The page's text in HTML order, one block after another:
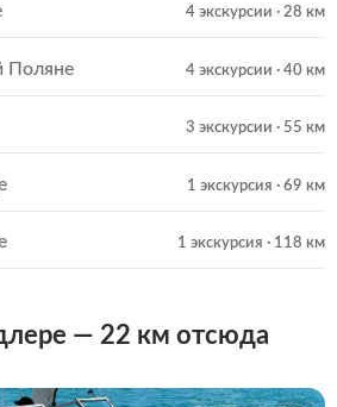
4 экскурсии · 28 км
Поляне 4 экскурсии · 40 км
3 экскурсии · 55 км
1 экскурсия · 69 км
1 экскурсия · 118 км
— 22 км отсюда